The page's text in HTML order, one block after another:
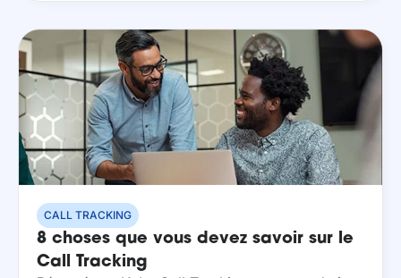
fonctionnalité...
CALL TRACKING
8 choses que vous devez savoir sur le
Call Tracking